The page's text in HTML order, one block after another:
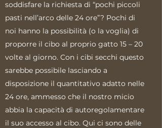
soddisfare la richiesta di “pochi piccoli
pasti nell’arco delle 24 ore”? Pochi di
noi hanno la possibilità (o la voglia) di
proporre il cibo al proprio gatto 15 – 20
volte al giorno. Con i cibi secchi questo
sarebbe possibile lasciando a
disposizione il quantitativo adatto nelle
24 ore, ammesso che il nostro micio
abbia la capacità di autoregolamentare
il suo accesso al cibo. Qui ci sono delle